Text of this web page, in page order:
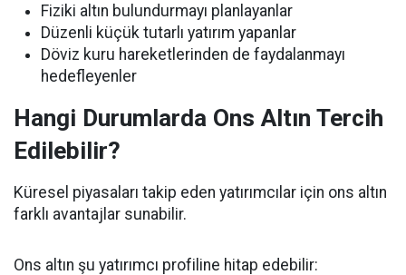
Fiziki altın bulundurmayı planlayanlar
Düzenli küçük tutarlı yatırım yapanlar
Döviz kuru hareketlerinden de faydalanmayı
hedefleyenler
Hangi Durumlarda Ons Altın Tercih
Edilebilir?
Küresel piyasaları takip eden yatırımcılar için ons altın
farklı avantajlar sunabilir.
Ons altın şu yatırımcı profiline hitap edebilir: